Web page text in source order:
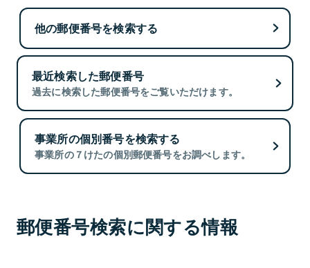
他の郵便番号を検索する
最近検索した郵便番号
過去に検索した郵便番号をご覧いただけます。
事業所の個別番号を検索する
事業所の７けたの個別郵便番号をお調べします。
郵便番号検索に関する情報